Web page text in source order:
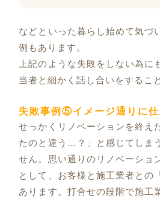
などといった暮らし始めて気づ
例もあります。
上記のような失敗をしない為に
当者と細かく話し合いをするこ
失敗事例⑤イメージ通りに
せっかくリノベーションを終え
たのと違う…？」と感じてしま
せん。思い通りのリノベーショ
として、お客様と施工業者との
あります。打合せの段階で施工